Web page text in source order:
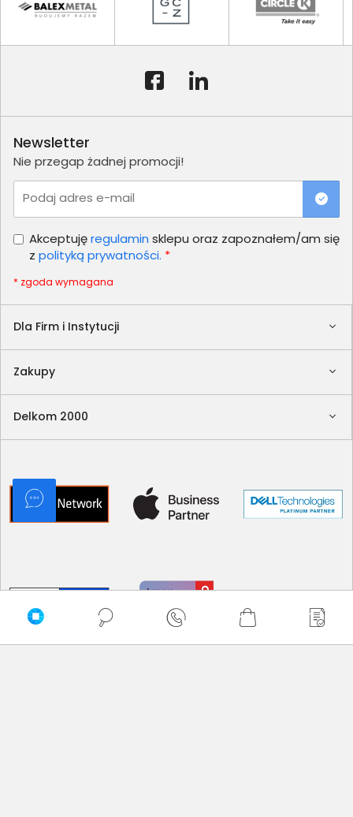
Dla Firm i Instytucji
Zakupy
Delkom 2000
Newsletter
Nie przegap żadnej promocji!
Podaj adres e-mail
Akceptujęregulamin sklepu oraz zapoznałem/am się
z polityką prywatności. *
* zgoda wymagana